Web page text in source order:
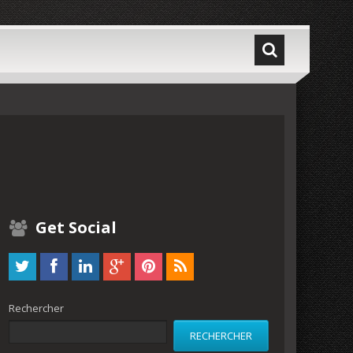
Get Social
Rechercher
RECHERCHER